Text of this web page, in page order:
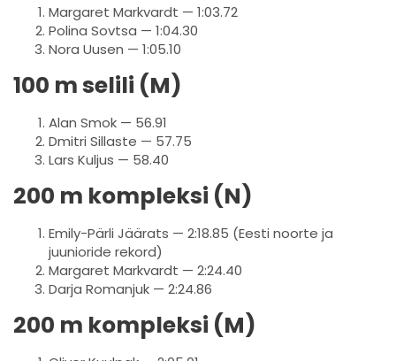
Margaret Markvardt — 1:03.72
Polina Sovtsa — 1:04.30
Nora Uusen — 1:05.10
100 m selili (M)
Alan Smok — 56.91
Dmitri Sillaste — 57.75
Lars Kuljus — 58.40
200 m kompleksi (N)
Emily-Pärli Jäärats — 2:18.85 (Eesti noorte ja
juunioride rekord)
Margaret Markvardt — 2:24.40
Darja Romanjuk — 2:24.86
200 m kompleksi (M)